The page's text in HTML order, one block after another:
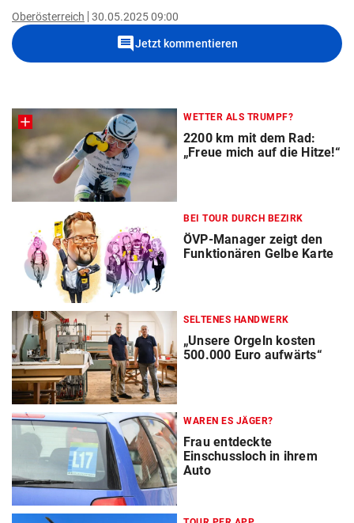
Oberösterreich 30.05.2025 09:00
commentJetzt kommentieren
WETTER ALS TRUMPF?
2200 km mit dem Rad:
„Freue mich auf die Hitze!“
BEI TOUR DURCH BEZIRK
ÖVP-Manager zeigt den
Funktionären Gelbe Karte
SELTENES HANDWERK
„Unsere Orgeln kosten
500.000 Euro aufwärts“
WAREN ES JÄGER?
Frau entdeckte
Einschussloch in ihrem
Auto